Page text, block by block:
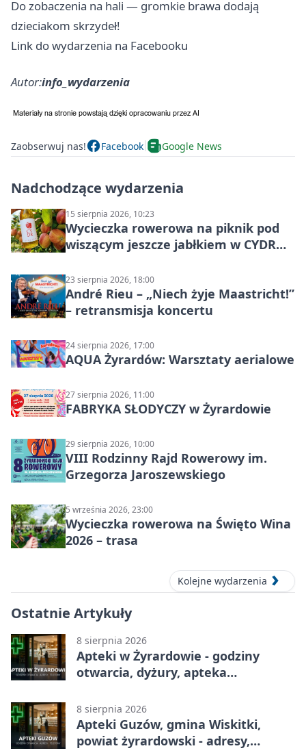
Do zobaczenia na hali — gromkie brawa dodają
dzieciakom skrzydeł!
Link do wydarzenia na Facebooku
Autor:info_wydarzenia
Zaobserwuj nas! Facebook Google News
Nadchodzące wydarzenia
15 sierpnia 2026, 10:23
Wycieczka rowerowa na piknik pod
wiszącym jeszcze jabłkiem w CYDR
23 sierpnia 2026, 18:00
André Rieu – „Niech żyje Maastricht!”
– retransmisja koncertu
24 sierpnia 2026, 17:00
AQUA Żyrardów: Warsztaty aerialowe
27 sierpnia 2026, 11:00
FABRYKA SŁODYCZY w Żyrardowie
29 sierpnia 2026, 10:00
VIII Rodzinny Rajd Rowerowy im.
Grzegorza Jaroszewskiego
5 września 2026, 23:00
Wycieczka rowerowa na Święto Wina
2026 – trasa
Kolejne wydarzenia
Ostatnie Artykuły
8 sierpnia 2026
Apteki w Żyrardowie - godziny
otwarcia, dyżury, apteka
8 sierpnia 2026
Apteki Guzów, gmina Wiskitki,
powiat żyrardowski - adresy,